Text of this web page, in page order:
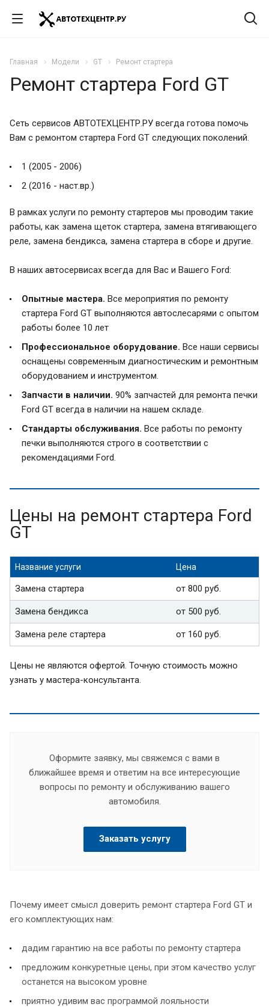
Главная Модели GT Ремонт стартера
Ремонт стартера Ford GT
Сеть сервисов АВТОТЕХЦЕНТР.РУ всегда готова помочь
Вам с ремонтом стартера Ford GT следующих поколений.
1 (2005 - 2006)
2 (2016 - наст.вр.)
В рамках услуги по ремонту стартеров мы проводим такие
работы, как замена щеток стартера, замена втягивающего
реле, замена бендикса, замена стартера в сборе и другие.
В наших автосервисах всегда для Вас и Вашего Ford:
Опытные мастера. Все мероприятия по ремонту
стартера Ford GT выполняются автослесарями с опытом
работы более 10 лет
Профессиональное оборудование. Все наши сервисы
оснащены современным диагностическим и ремонтным
оборудованием и инструментом.
Запчасти в наличии. 90% запчастей для ремонта печки
Ford GT всегда в наличии на нашем складе.
Стандарты обслуживания. Все работы по ремонту
печки выполняются строго в соответствии с
рекомендациями Ford.
Цены на ремонт стартера Ford
GT
Название услуги Цена
Замена стартера от 800 руб.
Замена бендикса от 500 руб.
Замена реле стартера от 160 руб.
Цены не являются офертой. Точную стоимость можно
узнать у мастера-консультанта.
Оформите заявку, мы свяжемся с вами в
ближайшее время и ответим на все интересующие
вопросы по ремонту и обслуживанию вашего
автомобиля.
Заказать услугу
Почему имеет смысл доверить ремонт стартера Ford GT и
его комплектующих нам:
дадим гарантию на все работы по ремонту стартера
предложим конкуретные цены, при этом качество услуг
останется на высоком уровне
приятно удивим вас программой лояльности